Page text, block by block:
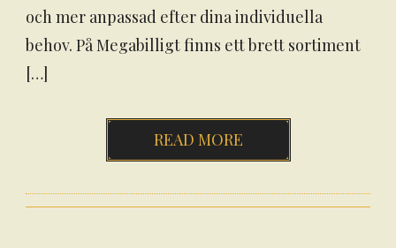
och mer anpassad efter dina individuella
behov. På Megabilligt finns ett brett sortiment
[…]
READ MORE